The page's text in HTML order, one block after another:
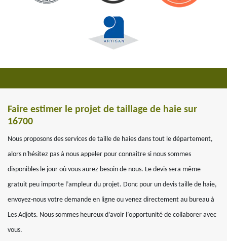
Faire estimer le projet de taillage de haie sur
16700
Nous proposons des services de taille de haies dans tout le département,
alors n'hésitez pas à nous appeler pour connaitre si nous sommes
disponibles le jour où vous aurez besoin de nous. Le devis sera même
gratuit peu importe l’ampleur du projet. Donc pour un devis taille de haie,
envoyez-nous votre demande en ligne ou venez directement au bureau à
Les Adjots. Nous sommes heureux d’avoir l’opportunité de collaborer avec
vous.